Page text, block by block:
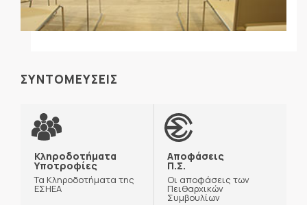
ΣΥΝΤΟΜΕΥΣΕΙΣ
Κληροδοτήματα
Υποτροφίες
Τα Κληροδοτήματα της
ΕΣΗΕΑ
Αποφάσεις
Π.Σ.
Οι αποφάσεις των
Πειθαρχικών
Συμβουλίων